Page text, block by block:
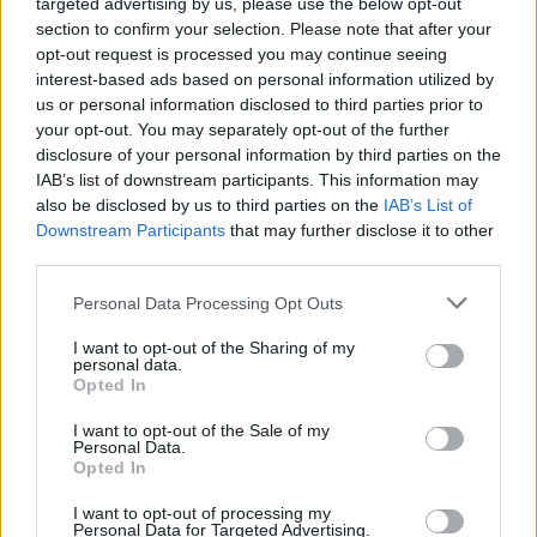
section to confirm your selection. Please note that after your
opt-out request is processed you may continue seeing
interest-based ads based on personal information utilized by
us or personal information disclosed to third parties prior to
your opt-out. You may separately opt-out of the further
disclosure of your personal information by third parties on the
IAB’s list of downstream participants. This information may
also be disclosed by us to third parties on the IAB’s List of
Downstream Participants that may further disclose it to other
Personal Data Processing Opt Outs
I want to opt-out of the Sharing of my
personal data.
Opted In
I want to opt-out of the Sale of my
Personal Data.
Opted In
I want to opt-out of processing my
Personal Data for Targeted Advertising.
το σόγι του ορίζανε τα γύρω βουνά, τους ελαιώνες,
τα χωράφια, τα περιβόλια, τους βοσκότοπους, τις
αλυκές, τη θάλασσα, τα ζωντανά που βοσκούσανε
στους μεράδες. Γούμενος χεροτονιότανε ένας απ’
την οικογένειας, ο πιο γραμματισμένος κι ο πιο
τιμημένος, κι αυτό γινότανε πάππων προπάππων».
Είναι άγνωστο πότε πρωτοφτιάχτηκε το
ξαναφτιάχτηκε πολλές φορές.
Ετούτη όμως η Αγία Παρασκευή, σε εν αντίθεσει με
τις άλλες που ήταν γιάτρισσες των ματιών «επί
πασχόντων τας φρένας». Για τούτο και οι Τούρκοι
το είχαν βαφτίσει Ντελί Μοναστίρ, που πάει να
πει τρελομονάστηρο.